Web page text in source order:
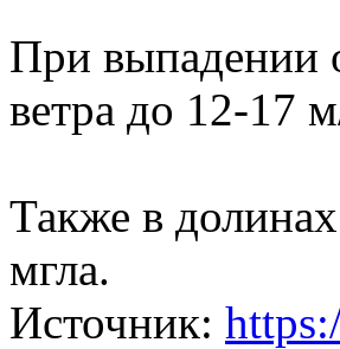
При выпадении
ветра до 12-17
Также в
мгла.
Источник: